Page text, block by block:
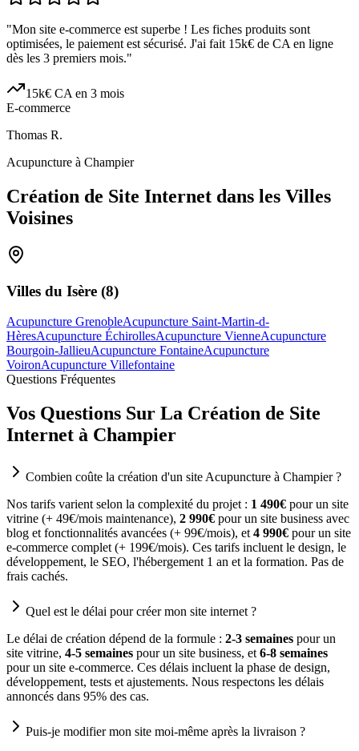
"Mon site e-commerce est superbe ! Les fiches produits sont
optimisées, le paiement est sécurisé. J'ai fait 15k€ de CA en ligne
dès les 3 premiers mois."
15k€ CA en 3 mois
E-commerce
Thomas R.
Acupuncture à Champier
Création de Site Internet dans les Villes
Voisines
Villes du Isère (8)
Acupuncture GrenobleAcupuncture Saint-Martin-d-
HèresAcupuncture ÉchirollesAcupuncture VienneAcupuncture
Bourgoin-JallieuAcupuncture FontaineAcupuncture
VoironAcupuncture Villefontaine
Questions Fréquentes
Vos Questions Sur La Création de Site
Internet à Champier
Combien coûte la création d'un site Acupuncture à Champier ?
Nos tarifs varient selon la complexité du projet : 1 490€ pour un site
vitrine (+ 49€/mois maintenance), 2 990€ pour un site business avec
blog et fonctionnalités avancées (+ 99€/mois), et 4 990€ pour un site
e-commerce complet (+ 199€/mois). Ces tarifs incluent le design, le
développement, le SEO, l'hébergement 1 an et la formation. Pas de
frais cachés.
Quel est le délai pour créer mon site internet ?
Le délai de création dépend de la formule : 2-3 semaines pour un
site vitrine, 4-5 semaines pour un site business, et 6-8 semaines
pour un site e-commerce. Ces délais incluent la phase de design,
développement, tests et ajustements. Nous respectons les délais
annoncés dans 95% des cas.
Puis-je modifier mon site moi-même après la livraison ?